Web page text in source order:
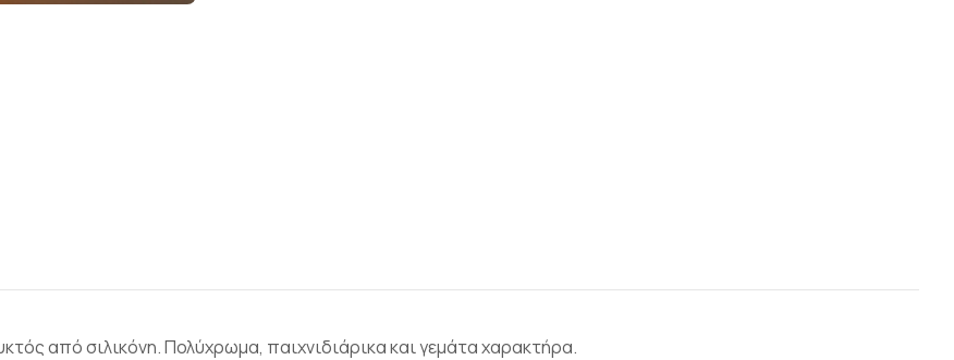
από σιλικόνη. Πολύχρωμα, παιχνιδιάρικα και γεμάτα χαρακτήρα.